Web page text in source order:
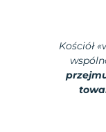
Kościół